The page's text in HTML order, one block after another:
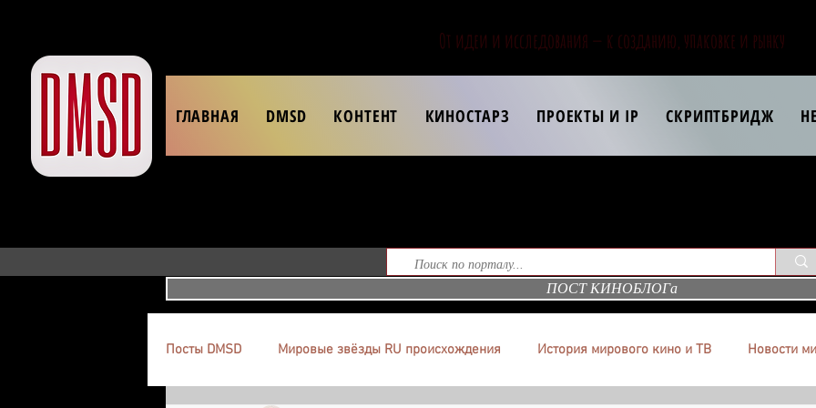
От идеи и исследования — к созданию, упаковке и рынку
ГЛАВНАЯ DMSD КОНТЕНТ КИНОСТАРЗ ПРОЕКТЫ И IP СКРИПТБРИДЖ
ПОСТ КИНОБЛОГа
Посты DMSD Мировые звёзды RU происхождения История мирового кино и ТВ Новости